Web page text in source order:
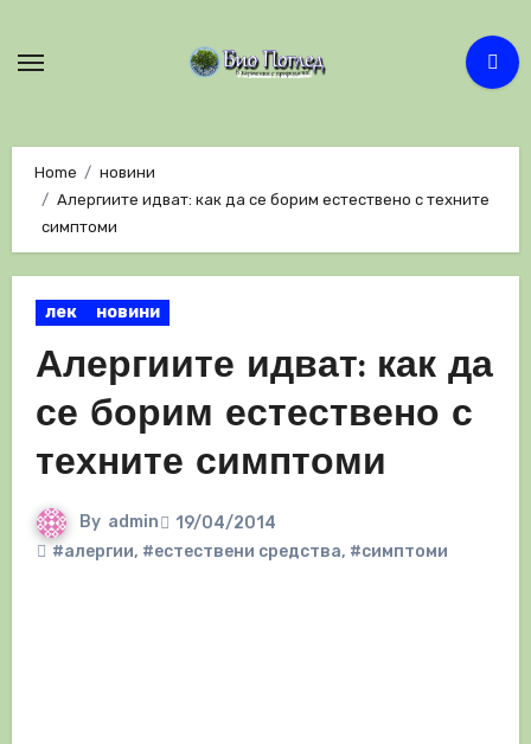
Home
новини
Алергиите идват: как да се борим естествено с техните
симптоми
лек новини
Алергиите идват: как да
се борим естествено с
техните симптоми
By admin
19/04/2014
#алергии, #естествени средства, #симптоми